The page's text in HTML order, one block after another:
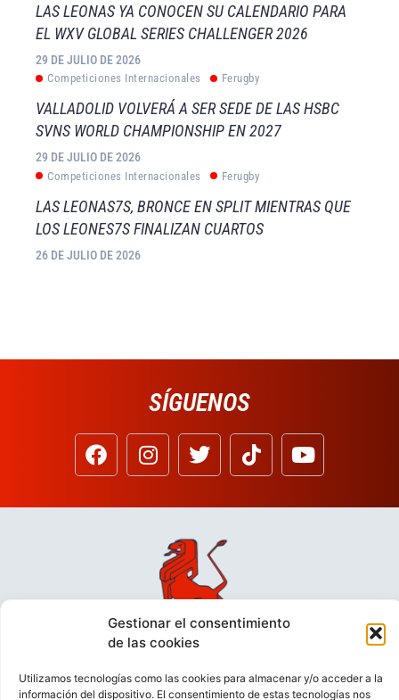
Gestionar el consentimiento
de las cookies
Utilizamos tecnologías como las cookies para almacenar y/o acceder a la
información del dispositivo. El consentimiento de estas tecnologías nos
LAS LEONAS YA CONOCEN SU CALENDARIO PARA
EL WXV GLOBAL SERIES CHALLENGER 2026
29 DE JULIO DE 2026
Competiciones Internacionales Ferugby
VALLADOLID VOLVERÁ A SER SEDE DE LAS HSBC
SVNS WORLD CHAMPIONSHIP EN 2027
29 DE JULIO DE 2026
Competiciones Internacionales Ferugby
LAS LEONAS7S, BRONCE EN SPLIT MIENTRAS QUE
LOS LEONES7S FINALIZAN CUARTOS
26 DE JULIO DE 2026
SÍGUENOS